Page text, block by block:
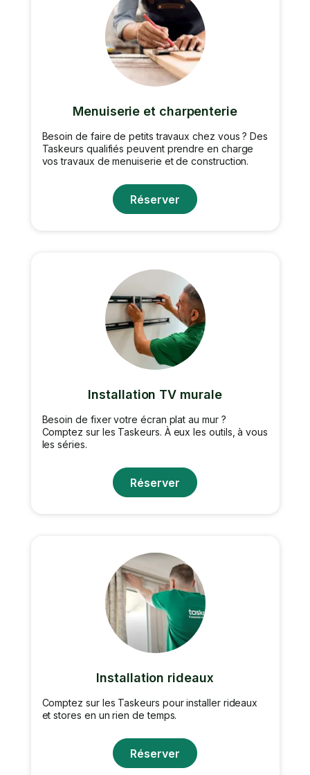
Menuiserie et charpenterie
Besoin de faire de petits travaux chez vous ? Des
Taskeurs qualifiés peuvent prendre en charge
vos travaux de menuiserie et de construction.
Réserver
Installation TV murale
Besoin de fixer votre écran plat au mur ?
Comptez sur les Taskeurs. À eux les outils, à vous
les séries.
Réserver
Installation rideaux
Comptez sur les Taskeurs pour installer rideaux
et stores en un rien de temps.
Réserver